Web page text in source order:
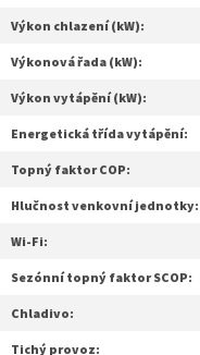
Výkon chlazení (kW):
Výkonová řada (kW):
Výkon vytápění (kW):
Energetická třída vytápění:
Topný faktor COP:
Hlučnost venkovní jednotky:
Wi-Fi:
Sezónní topný faktor SCOP:
Chladivo:
Tichý provoz: